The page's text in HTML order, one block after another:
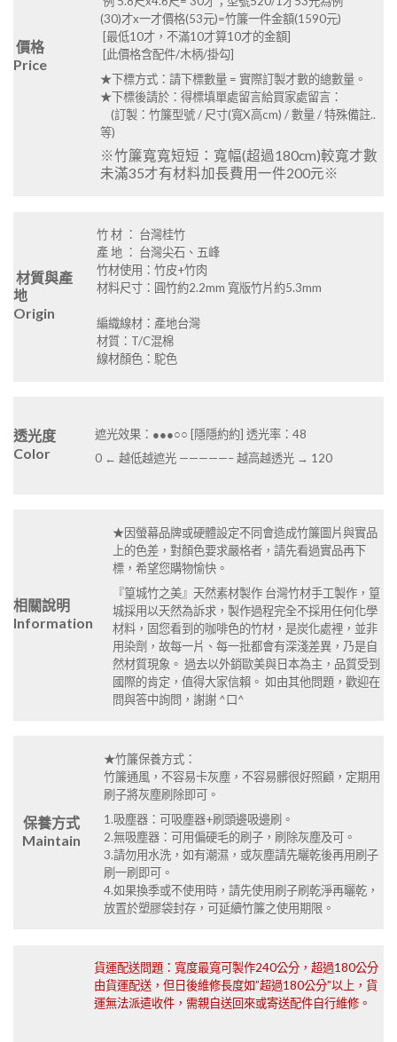
價格
Price
(30)才x一才價格(53元)=竹簾一件金額(1590元)
[最低10才，不滿10才算10才的金額]
[此價格含配件/木柄/掛勾]
★下標方式：請下標數量 = 實際訂製才數的總數量。
★下標後請於：得標填單處留言給買家處留言：
(訂製：竹簾型號 / 尺寸(寬X高cm) / 數量 / 特殊備註..
等)
※竹簾寬寬短短：寬幅(超過180cm)較寬才數
未滿35才有材料加長費用一件200元※
材質與產
地
Origin
竹 材 ： 台灣桂竹
產 地 ： 台灣尖石、五峰
竹材使用：竹皮+竹肉
材料尺寸：圓竹約2.2mm 寬版竹片約5.3mm
編織線材：產地台灣
材質：T/C混棉
線材顏色：駝色
透光度
Color
遮光效果：●●●○○ [隱隱約約] 透光率：48
0 ← 越低越遮光 —————– 越高越透光 → 120
相關說明
Information
★因螢幕品牌或硬體設定不同會造成竹簾圖片與實品
上的色差，對顏色要求嚴格者，請先看過實品再下
標，希望您購物愉快。
『篁城竹之美』天然素材製作 台灣竹材手工製作，篁
城採用以天然為訴求，製作過程完全不採用任何化學
材料，固您看到的咖啡色的竹材，是炭化處裡，並非
用染劑，故每一片、每一批都會有深淺差異，乃是自
然材質現象。 過去以外銷歐美與日本為主，品質受到
國際的肯定，值得大家信賴。 如由其他問題，歡迎在
問與答中詢問，謝謝 ^口^
保養方式
Maintain
★竹簾保養方式：
竹簾通風，不容易卡灰塵，不容易髒很好照顧，定期用
刷子將灰塵刷除即可。
1.吸塵器：可吸塵器+刷頭邊吸邊刷。
2.無吸塵器：可用偏硬毛的刷子，刷除灰塵及可。
3.請勿用水洗，如有潮濕，或灰塵請先曬乾後再用刷子
刷一刷即可。
4.如果換季或不使用時，請先使用刷子刷乾淨再曬乾，
放置於塑膠袋封存，可延續竹簾之使用期限。
貨運配送問題：寬度最寬可製作240公分，超過180公分
由貨運配送，但日後維修長度如”超過180公分”以上，貨
運無法派遣收件，需親自送回來或寄送配件自行維修。